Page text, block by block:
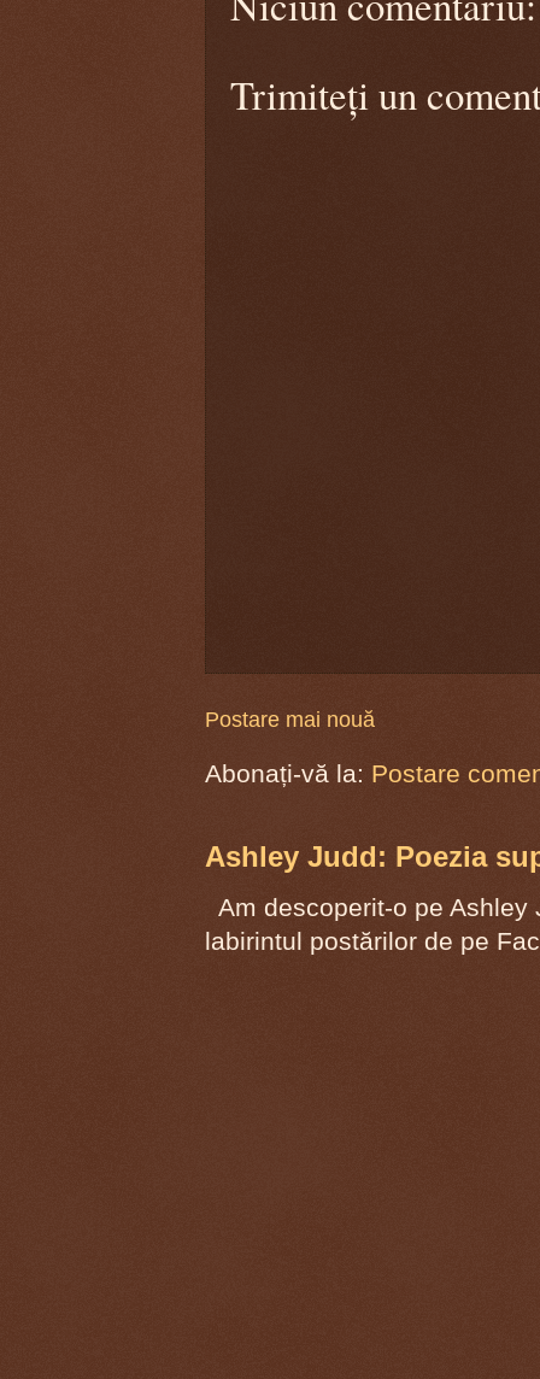
Trimiteți un
Postare mai nouă
Abonați-vă la: Postare
Ashley Judd: Poezia
Am descoperit-o pe
labirintul postărilor de pe